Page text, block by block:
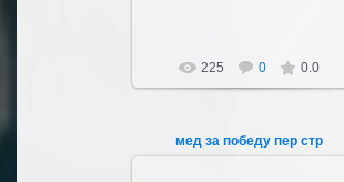
225 0 0.0
мед за победу пер стр